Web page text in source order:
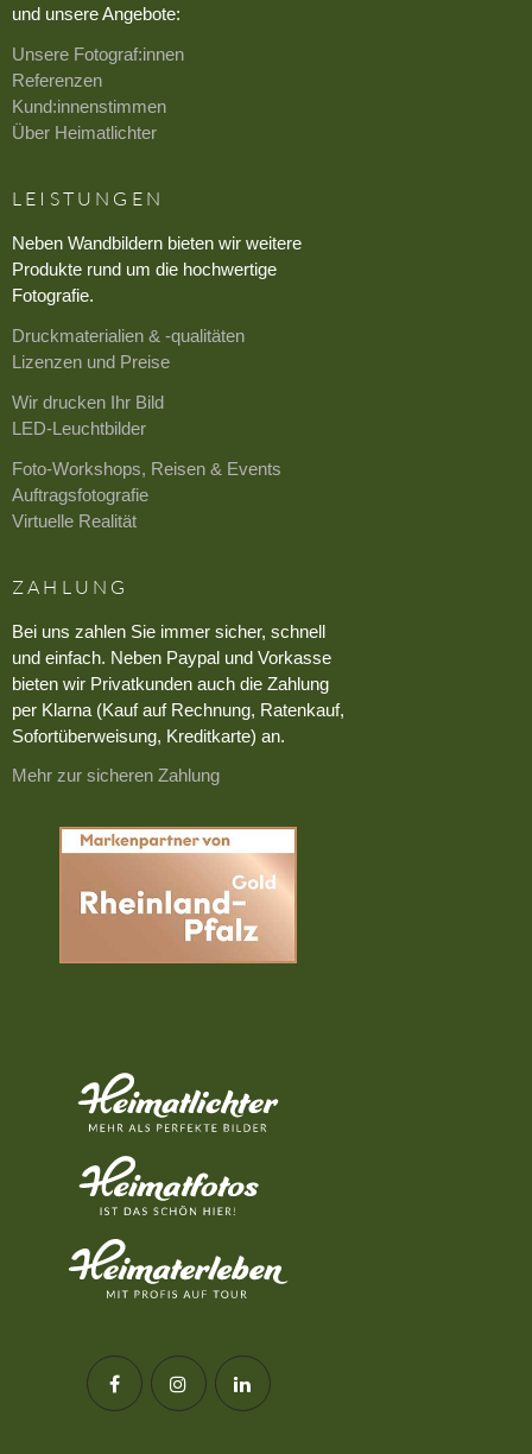
und unsere Angebote:
Unsere Fotograf:innen
Referenzen
Kund:innenstimmen
Über Heimatlichter
LEISTUNGEN
Neben Wandbildern bieten wir weitere
Produkte rund um die hochwertige
Fotografie.
Druckmaterialien & -qualitäten
Lizenzen und Preise
Wir drucken Ihr Bild
LED-Leuchtbilder
Foto-Workshops, Reisen & Events
Auftragsfotografie
Virtuelle Realität
ZAHLUNG
Bei uns zahlen Sie immer sicher, schnell
und einfach. Neben Paypal und Vorkasse
bieten wir Privatkunden auch die Zahlung
per Klarna (Kauf auf Rechnung, Ratenkauf,
Sofortüberweisung, Kreditkarte) an.
Mehr zur sicheren Zahlung